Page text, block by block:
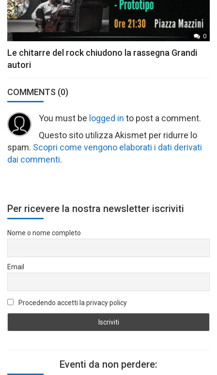
0
Le chitarre del rock chiudono la rassegna Grandi
autori
COMMENTS (0)
You must be logged in to post a comment.
Questo sito utilizza Akismet per ridurre lo
spam. Scopri come vengono elaborati i dati derivati
dai commenti.
Per ricevere la nostra newsletter iscriviti
Nome o nome completo
Email
Procedendo accetti la privacy policy
Eventi da non perdere: